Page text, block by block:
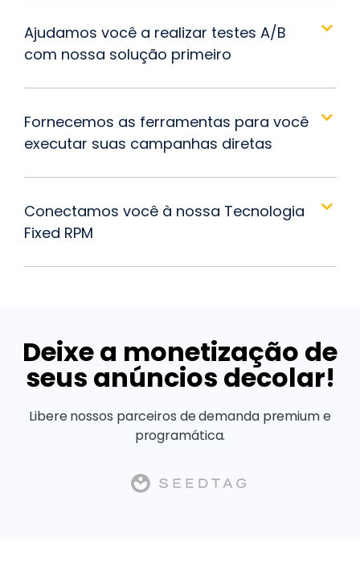
Ajudamos você a realizar testes A/B
com nossa solução primeiro
Fornecemos as ferramentas para você
executar suas campanhas diretas
Conectamos você à nossa Tecnologia
Fixed RPM
Deixe a monetização de
seus anúncios decolar!
Libere nossos parceiros de demanda premium e
programática.